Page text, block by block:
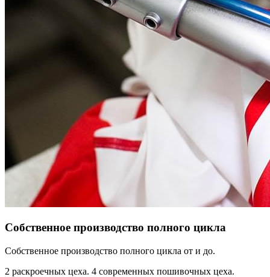
Собственное производство полного цикла
Собственное производство полного цикла от и до.
2 раскроечных цеха. 4 современных пошивочных цеха.